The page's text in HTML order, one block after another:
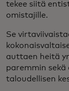
tekee siitä
omistajille.
Se
auttaen heitä
paremmin
taloudellisen